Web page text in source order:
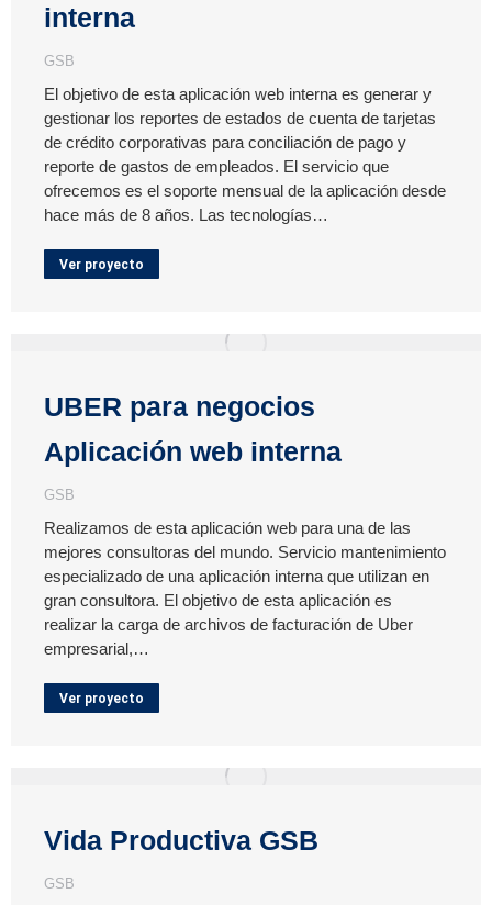
interna
GSB
El objetivo de esta aplicación web interna es generar y
gestionar los reportes de estados de cuenta de tarjetas
de crédito corporativas para conciliación de pago y
reporte de gastos de empleados. El servicio que
ofrecemos es el soporte mensual de la aplicación desde
hace más de 8 años. Las tecnologías…
Ver proyecto
UBER para negocios
Aplicación web interna
GSB
Realizamos de esta aplicación web para una de las
mejores consultoras del mundo. Servicio mantenimiento
especializado de una aplicación interna que utilizan en
gran consultora. El objetivo de esta aplicación es
realizar la carga de archivos de facturación de Uber
empresarial,…
Ver proyecto
Vida Productiva GSB
GSB